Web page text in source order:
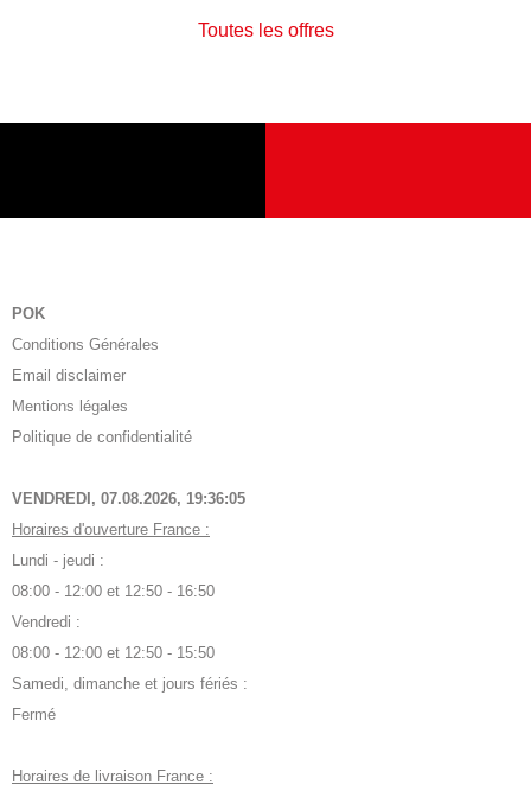
Toutes les offres
POK
Conditions Générales
Email disclaimer
Mentions légales
Politique de confidentialité
VENDREDI, 07.08.2026, 19:36:05
Horaires d'ouverture France :
Lundi - jeudi :
08:00 - 12:00 et 12:50 - 16:50
Vendredi :
08:00 - 12:00 et 12:50 - 15:50
Samedi, dimanche et jours fériés :
Fermé
Horaires de livraison France :